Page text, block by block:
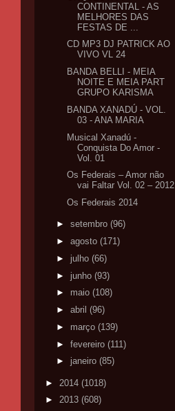
CONTINENTAL - AS
MELHORES DAS
FESTAS DE ...
CD MP3 DJ PATRICK AO
VIVO VL 24
BANDA BELLI - MEIA
NOITE E MEIA PART
GRUPO KARISMA
BANDA XANADÚ - VOL.
03 - ANA MARIA
Musical Xanadú -
Conquista Do Amor -
Vol. 01
Os Federais – Amor não
vai Faltar Vol. 02 – 2012
Os Federais 2014
► setembro (96)
► agosto (171)
► julho (66)
► junho (93)
► maio (108)
► abril (96)
► março (139)
► fevereiro (111)
► janeiro (85)
► 2014 (1018)
► 2013 (608)